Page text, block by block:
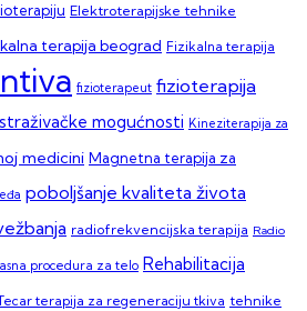
Elektroterapijske tehnike
terapija beograd Fizikalna terapija
fizioterapeut fizioterapija
mogućnosti Kineziterapija za
medicini Magnetna terapija za
poboljšanje kvaliteta života
radiofrekvencijska terapija Radio
procedura za telo Rehabilitacija
terapija za regeneraciju tkiva tehnike